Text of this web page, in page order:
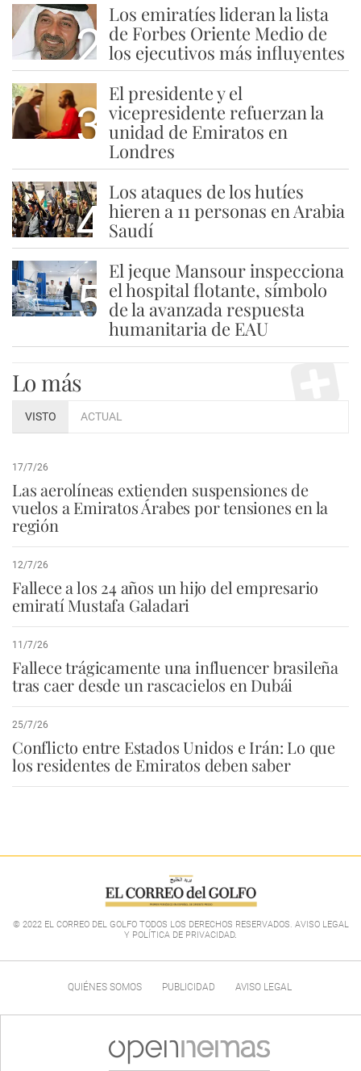
2
Los emiratíes lideran la lista
de Forbes Oriente Medio de
los ejecutivos más influyentes
3
El presidente y el
vicepresidente refuerzan la
unidad de Emiratos en
Londres
4
Los ataques de los hutíes
hieren a 11 personas en Arabia
Saudí
5
El jeque Mansour inspecciona
el hospital flotante, símbolo
de la avanzada respuesta
humanitaria de EAU
Lo más
VISTO ACTUAL
17/7/26
Las aerolíneas extienden suspensiones de
vuelos a Emiratos Árabes por tensiones en la
región
12/7/26
Fallece a los 24 años un hijo del empresario
emiratí Mustafa Galadari
11/7/26
Fallece trágicamente una influencer brasileña
tras caer desde un rascacielos en Dubái
25/7/26
Conflicto entre Estados Unidos e Irán: Lo que
los residentes de Emiratos deben saber
© 2022 EL CORREO DEL GOLFO TODOS LOS DERECHOS RESERVADOS. AVISO LEGAL
Y POLÍTICA DE PRIVACIDAD.
QUIÉNES SOMOS PUBLICIDAD AVISO LEGAL